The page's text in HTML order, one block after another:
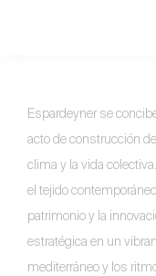
Espardeyner se
acto de construcción
clima y la vida
el tejido
patrimonio y la
estratégica en un
mediterráneo y los